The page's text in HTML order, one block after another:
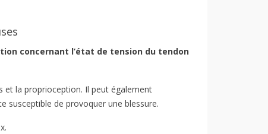
concernant l’état de tension du tendon
la proprioception. Il peut également
susceptible de provoquer une blessure.